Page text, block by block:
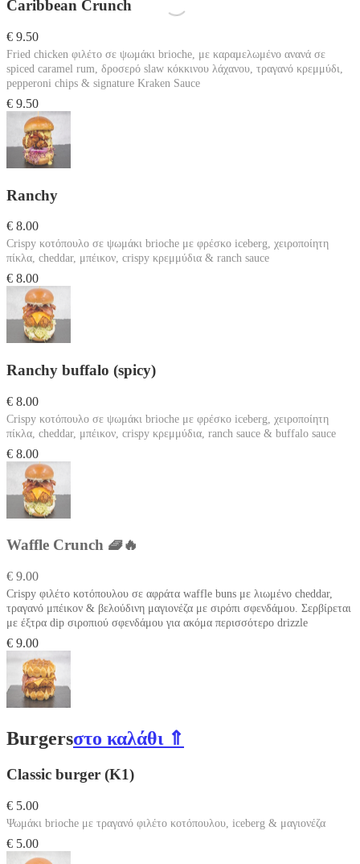
Caribbean Crunch
€ 9.50
Fried chicken φιλέτο σε ψωμάκι brioche, με καραμελωμένο ανανά σε
spiced caramel rum, δροσερό slaw κόκκινου λάχανου, τραγανό κρεμμύδι,
pepperoni chips & signature Kraken Sauce
€ 9.50
Ranchy
€ 8.00
Crispy κοτόπουλο σε ψωμάκι brioche με φρέσκο iceberg, χειροποίητη
πίκλα, cheddar, μπέικον, crispy κρεμμύδια & ranch sauce
€ 8.00
Ranchy buffalo (spicy)
€ 8.00
Crispy κοτόπουλο σε ψωμάκι brioche με φρέσκο iceberg, χειροποίητη
πίκλα, cheddar, μπέικον, crispy κρεμμύδια, ranch sauce & buffalo sauce
€ 8.00
Waffle Crunch 🧇🔥
€ 9.00
Crispy φιλέτο κοτόπουλου σε αφράτα waffle buns με λιωμένο cheddar,
τραγανό μπέικον & βελούδινη μαγιονέζα με σιρόπι σφενδάμου. Σερβίρεται
με έξτρα dip σιροπιού σφενδάμου για ακόμα περισσότερο drizzle
€ 9.00
Burgersστο καλάθι ⇑
Classic burger (K1)
€ 5.00
Ψωμάκι brioche με τραγανό φιλέτο κοτόπουλου, iceberg & μαγιονέζα
€ 5.00